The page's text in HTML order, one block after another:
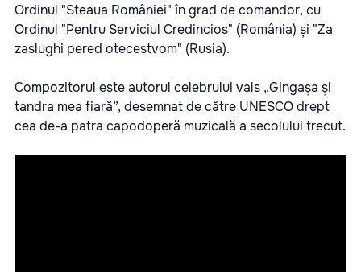
Ordinul "Steaua României" în grad de comandor, cu
Ordinul "Pentru Serviciul Credincios" (România) și "Za
zaslughi pered otecestvom" (Rusia).
Compozitorul este autorul celebrului vals „Gingaşa şi
tandra mea fiară”, desemnat de către UNESCO drept
cea de-a patra capodoperă muzicală a secolului trecut.